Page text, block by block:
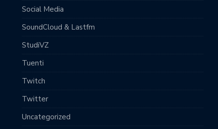
Social Media
SoundCloud & Lastfm
StudiVZ
Tuenti
Twitch
Twitter
Uncategorized